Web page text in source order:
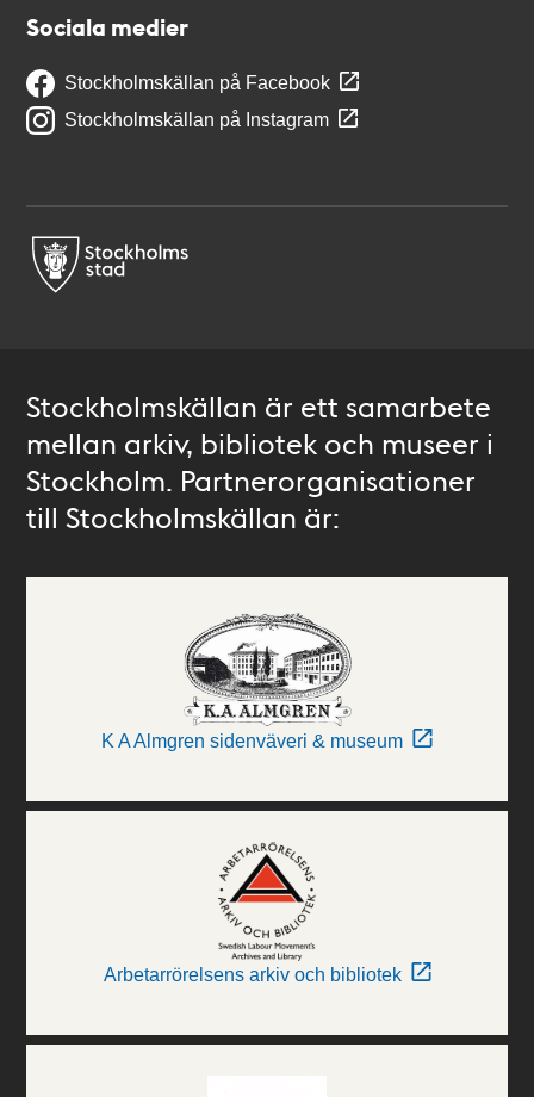
Sociala medier
Stockholmskällan på Facebook
Stockholmskällan på Instagram
Stockholmskällan är ett samarbete
mellan arkiv, bibliotek och museer i
Stockholm. Partnerorganisationer
till Stockholmskällan är:
K A Almgren sidenväveri & museum
Arbetarrörelsens arkiv och bibliotek